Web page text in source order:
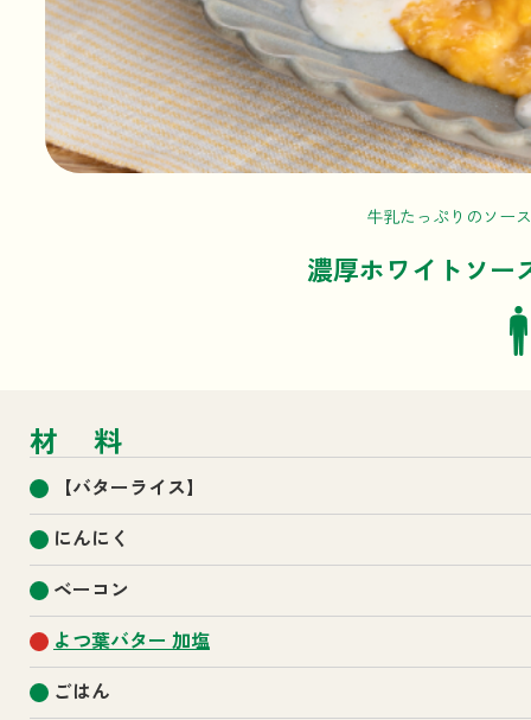
牛乳たっぷりのソー
濃厚ホワイトソー
材料
【バターライス】
にんにく
ベーコン
よつ葉バター 加塩
ごはん